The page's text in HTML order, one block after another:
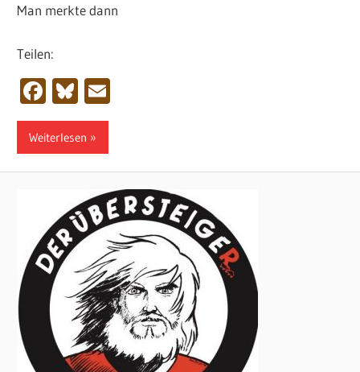
Man merkte dann
Teilen:
Facebook
Bluesky
Weiterlesen